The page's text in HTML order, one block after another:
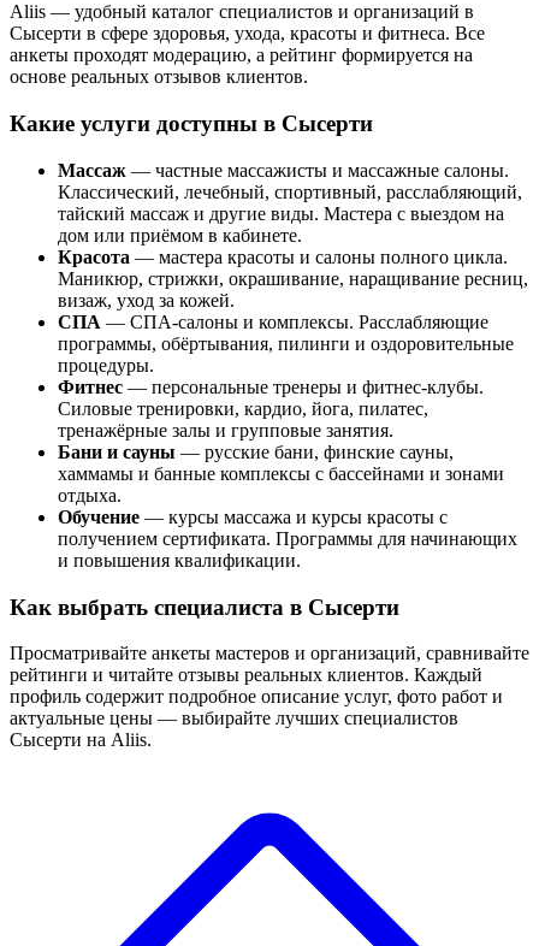
Aliis — удобный каталог специалистов и организаций в
Сысерти в сфере здоровья, ухода, красоты и фитнеса. Все
анкеты проходят модерацию, а рейтинг формируется на
основе реальных отзывов клиентов.
Какие услуги доступны в Сысерти
Массаж — частные массажисты и массажные салоны.
Классический, лечебный, спортивный, расслабляющий,
тайский массаж и другие виды. Мастера с выездом на
дом или приёмом в кабинете.
Красота — мастера красоты и салоны полного цикла.
Маникюр, стрижки, окрашивание, наращивание ресниц,
визаж, уход за кожей.
СПА — СПА-салоны и комплексы. Расслабляющие
программы, обёртывания, пилинги и оздоровительные
процедуры.
Фитнес — персональные тренеры и фитнес-клубы.
Силовые тренировки, кардио, йога, пилатес,
тренажёрные залы и групповые занятия.
Бани и сауны — русские бани, финские сауны,
хаммамы и банные комплексы с бассейнами и зонами
отдыха.
Обучение — курсы массажа и курсы красоты с
получением сертификата. Программы для начинающих
и повышения квалификации.
Как выбрать специалиста в Сысерти
Просматривайте анкеты мастеров и организаций, сравнивайте
рейтинги и читайте отзывы реальных клиентов. Каждый
профиль содержит подробное описание услуг, фото работ и
актуальные цены — выбирайте лучших специалистов
Сысерти на Aliis.